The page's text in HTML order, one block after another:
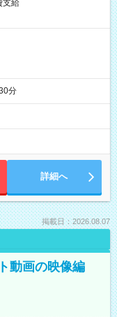
支給
分
詳細へ
掲載日：2026.08.07
動画の映像編